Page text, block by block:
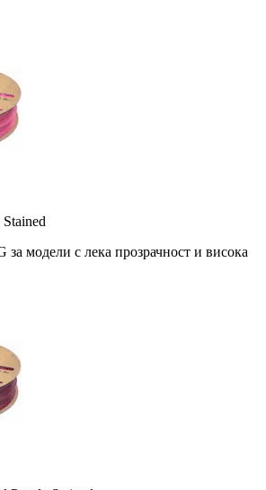
за модели с лека прозрачност и висока